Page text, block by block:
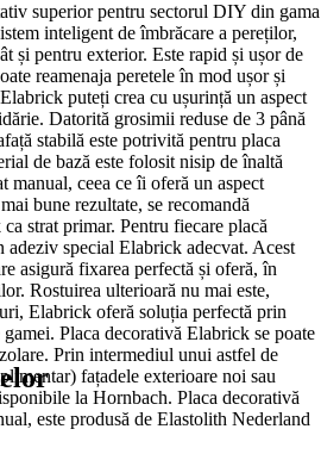
superior pentru sectorul DIY din gama
inteligent de îmbrăcare a pereților,
și pentru exterior. Este rapid și ușor de
reamenaja peretele în mod ușor și
puteți crea cu ușurință un aspect
Datorită grosimii reduse de 3 până
stabilă este potrivită pentru placa
de bază este folosit nisip de înaltă
manual, ceea ce îi oferă un aspect
bune rezultate, se recomandă
strat primar. Pentru fiecare placă
special Elabrick adecvat. Acest
asigură fixarea perfectă și oferă, în
Rostuirea ulterioară nu mai este,
Elabrick oferă soluția perfectă prin
Placa decorativă Elabrick se poate
Prin intermediul unui astfel de
fațadele exterioare noi sau
la Hornbach. Placa decorativă
este produsă de Elastolith Nederland